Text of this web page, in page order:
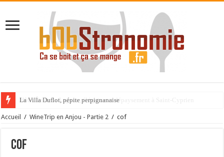
La Villa Duflot, pépite perpignanaise
Accueil / WineTrip en Anjou - Partie 2 / cof
cof